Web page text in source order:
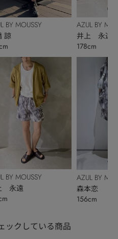
BY MOUSSY
諒
BY MOUSSY
永遠
AZUL BY
井上 永遠
178cm
AZUL BY
森本恋
156cm
ックしている商品